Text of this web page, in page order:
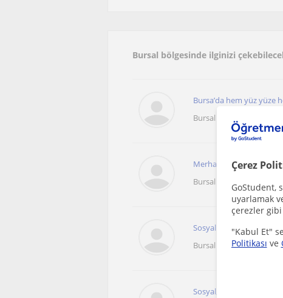
Çerez
GoStudent,
uyarlamak
çerezler
"Kabul Et"
Politikası ve
Bursal bölgesinde ilginizi
Bursa’da hem yüz yüze
Bursal
Merhaba! Ben Gözde
Bursal
Sosyal Bilgiler özel dersi
Bursal
Sosyal, Tarih, Coğrafyayı